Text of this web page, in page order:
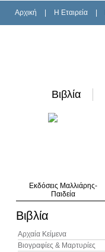
Αρχική H Εταιρεία
Βιβλία
Εκδόσεις Μαλλιάρης-
Παιδεία
Βιβλία
Αρχαία Κείμενα
Βιογραφίες & Μαρτυρίες